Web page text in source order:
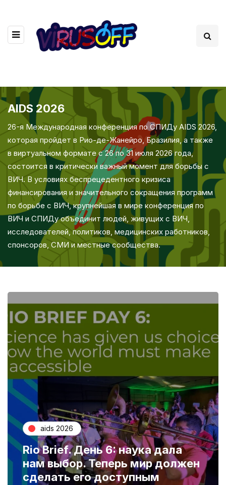
AIDS 2026
26-я Международная конференция по СПИДу AIDS 2026,
которая пройдет в Рио-де-Жанейро, Бразилия, а также
в виртуальном формате с 26 по 31 июля 2026 года,
состоится в критически важный момент для борьбы с
ВИЧ. В условиях беспрецедентного кризиса
финансирования и значительного сокращения программ
по борьбе с ВИЧ, крупнейшая в мире конференция по
ВИЧ и СПИДу объединит людей, живущих с ВИЧ,
исследователей, политиков, медицинских работников,
спонсоров, СМИ и местные сообщества.
aids 2026
Rio Brief. День 6: наука дала
нам выбор. Теперь мир должен
сделать его доступным